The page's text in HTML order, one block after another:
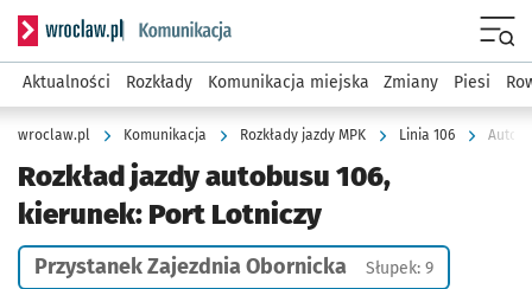
Serwis informacyjny wroclaw.pl podserwis: Komunikacja
Aktualności Rozkłady Komunikacja miejska Zmiany Piesi
wroclaw.pl Komunikacja Rozkłady jazdy MPK Linia 106
Rozkład jazdy autobusu 106,
kierunek: Port Lotniczy
Przystanek Zajezdnia Obornicka Słupek: 9